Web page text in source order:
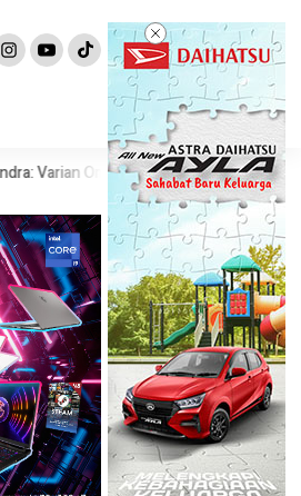
Mungkin Berdampak pada Obat Pasien